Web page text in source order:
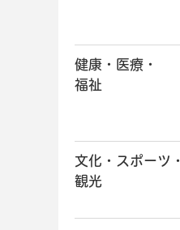
健康・医療・
福祉
文化・スポーツ・
観光